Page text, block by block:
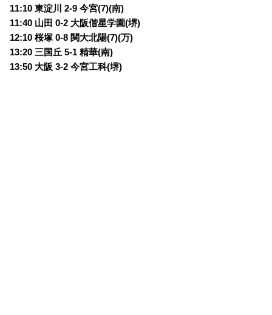
11:10 東淀川 2-9 今宮(7)(南)
11:40 山田 0-2 大阪偕星学園(堺)
12:10 桜塚 0-8 関大北陽(7)(万)
13:20 三国丘 5-1 精華(南)
13:50 大阪 3-2 今宮工科(堺)